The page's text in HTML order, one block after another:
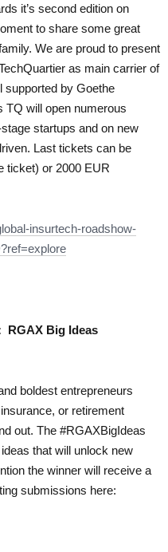
it’s second edition on
to share some great
We are proud to present
as main carrier of
supported by Goethe
TQ will open numerous
startups and on new
Last tickets can be
ticket) or 2000 EUR
insurtech-roadshow-
RGAX Big Ideas
boldest entrepreneurs
or retirement
out. The #RGAXBigIdeas
that will unlock new
the winner will receive a
submissions here: